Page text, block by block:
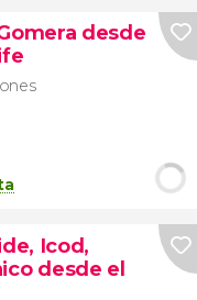
desde
Icod,
desde el